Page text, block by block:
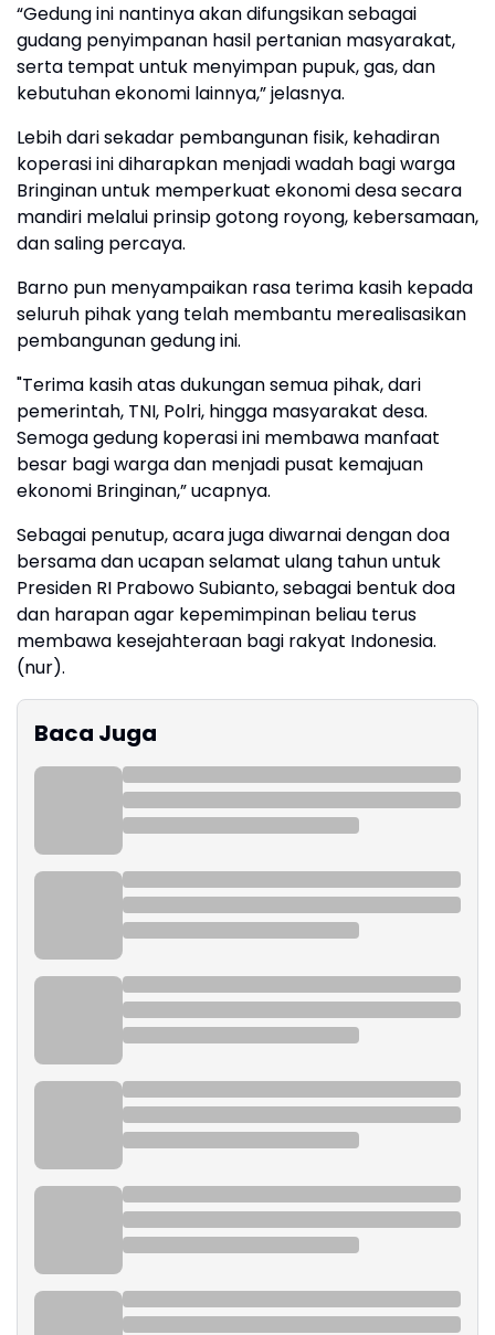
“Gedung ini nantinya akan difungsikan sebagai
gudang penyimpanan hasil pertanian masyarakat,
serta tempat untuk menyimpan pupuk, gas, dan
kebutuhan ekonomi lainnya,” jelasnya.
Lebih dari sekadar pembangunan fisik, kehadiran
koperasi ini diharapkan menjadi wadah bagi warga
Bringinan untuk memperkuat ekonomi desa secara
mandiri melalui prinsip gotong royong, kebersamaan,
dan saling percaya.
Barno pun menyampaikan rasa terima kasih kepada
seluruh pihak yang telah membantu merealisasikan
pembangunan gedung ini.
"Terima kasih atas dukungan semua pihak, dari
pemerintah, TNI, Polri, hingga masyarakat desa.
Semoga gedung koperasi ini membawa manfaat
besar bagi warga dan menjadi pusat kemajuan
ekonomi Bringinan,” ucapnya.
Sebagai penutup, acara juga diwarnai dengan doa
bersama dan ucapan selamat ulang tahun untuk
Presiden RI Prabowo Subianto, sebagai bentuk doa
dan harapan agar kepemimpinan beliau terus
membawa kesejahteraan bagi rakyat Indonesia.
(nur).
Baca Juga